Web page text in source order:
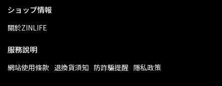
ショップ情報
關於ZINLIFE
服務說明
網站使用條款 退換貨須知 防詐騙提醒 隱私政策